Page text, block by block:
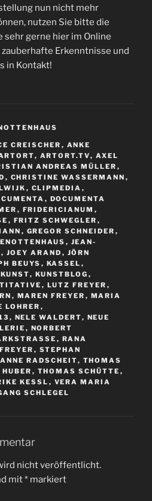
nun nicht mehr
nutzen Sie bitte die
sehr gerne hier im Online
Erkenntnisse und
in Kontakt!
CREISCHER , ANKE
, ARTORT.TV, AXEL
ANDREAS MÜLLER ,
, CHRISTINE WASSERMANN ,
, CLIPMEDIA ,
, DOCUMENTA
, FRIDERICIANUM ,
, FRITZ SCHWEGLER ,
, GREGOR SCHNEIDER ,
, JEAN-
, JOEY ARAND , JÖRN
BEUYS , KASSEL ,
KUNST, KUNSTBLOG ,
, LUTZ FREYER ,
, MAREN FREYER , MARIA
LOHRER ,
, NELE WALDERT, NEUE
, NORBERT
, RANA
, STEPHAN
RADSCHEIT, THOMAS
, THOMAS SCHÜTTE ,
KESSL , VERA MARIA
SCHLEGEL
nicht veröffentlicht.
mit* markiert